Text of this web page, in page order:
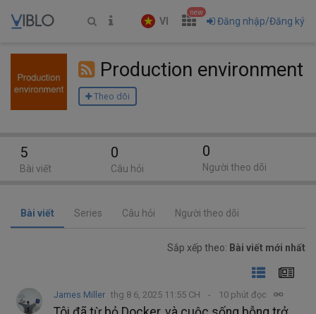
VI
new
Đăng nhập/Đăng ký
Production environment
Theo dõi
Bài viết Series Câu hỏi Người theo dõi
Sắp xếp theo: Bài viết mới nhất
James Miller thg 8 6, 2025 11:55 CH 10 phút đọc
5
Bài viết
0
Câu hỏi
0
Người theo dõi